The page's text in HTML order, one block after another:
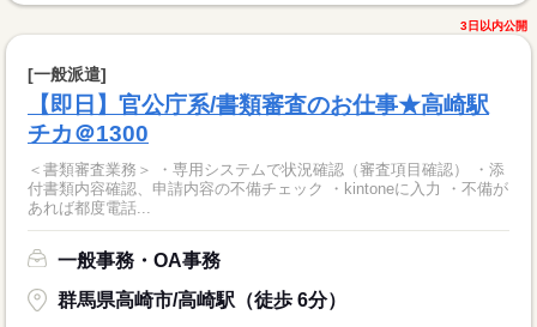
3日以内公開
[一般派遣]
【即日】官公庁系/書類審査のお仕事★高崎駅
チカ＠1300
＜書類審査業務＞ ・専用システムで状況確認（審査項目確認） ・添
付書類内容確認、申請内容の不備チェック ・kintoneに入力 ・不備が
あれば都度電話...
一般事務・OA事務
群馬県高崎市/高崎駅（徒歩 6分）